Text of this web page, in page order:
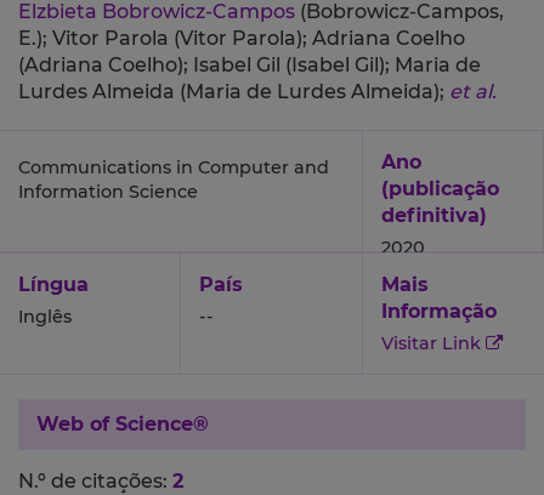
Elzbieta Bobrowicz-Campos (Bobrowicz-Campos,
E.); Vitor Parola (Vitor Parola); Adriana Coelho
(Adriana Coelho); Isabel Gil (Isabel Gil); Maria de
Lurdes Almeida (Maria de Lurdes Almeida); et al.
Communications in Computer and
Information Science
Ano
(publicação
definitiva)
2020
Língua
Inglês
País
--
Mais
Informação
Visitar Link
Web of Science®
N.º de citações: 2